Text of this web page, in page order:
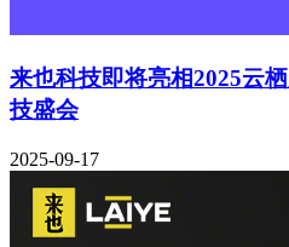
来也科技即将亮相2025云
技盛会
2025-09-17